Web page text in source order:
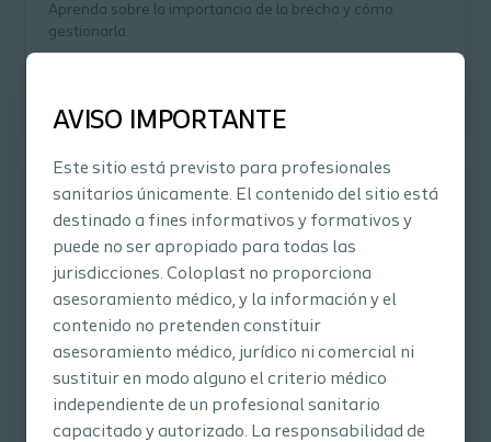
AVISO IMPORTANTE
Este sitio está previsto para profesionales
sanitarios únicamente. El contenido del sitio está
destinado a fines informativos y formativos y
puede no ser apropiado para todas las
jurisdicciones. Coloplast no proporciona
asesoramiento médico, y la información y el
contenido no pretenden constituir
asesoramiento médico, jurídico ni comercial ni
sustituir en modo alguno el criterio médico
independiente de un profesional sanitario
capacitado y autorizado. La responsabilidad de
Aprenda sobre la importancia de la brecha y cómo
gestionarla.
Artículo
Cómo evaluar el espacio muerto